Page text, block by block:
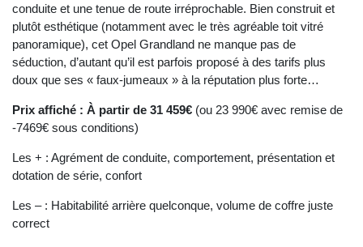
conduite et une tenue de route irréprochable. Bien construit et
plutôt esthétique (notamment avec le très agréable toit vitré
panoramique), cet Opel Grandland ne manque pas de
séduction, d’autant qu’il est parfois proposé à des tarifs plus
doux que ses « faux-jumeaux » à la réputation plus forte…
Prix affiché : À partir de 31 459€ (ou 23 990€ avec remise de
-7469€ sous conditions)
Les + : Agrément de conduite, comportement, présentation et
dotation de série, confort
Les – : Habitabilité arrière quelconque, volume de coffre juste
correct